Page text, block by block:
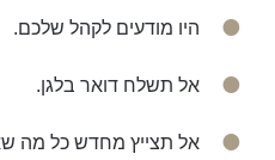
היו מודעים לקהל שלכם.
אל תשלח דואר בלגן.
אל תצייץ מחדש כל מה